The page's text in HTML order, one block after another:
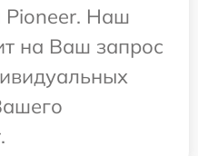
Pioneer. Наш
на Ваш запрос